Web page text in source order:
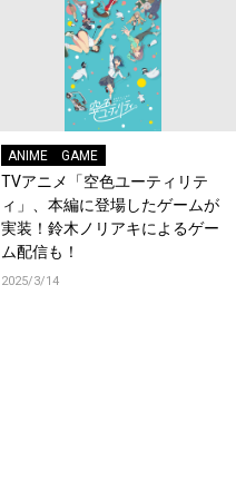
ANIME GAME
TVアニメ「空色ユーティリテ
ィ」、本編に登場したゲームが
実装！鈴木ノリアキによるゲー
ム配信も！
2025/3/14